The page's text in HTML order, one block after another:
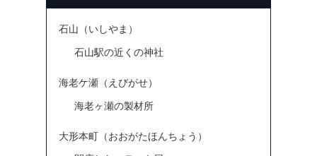
石山（いしやま）
石山駅の近くの神社
海老ケ瀬（えびがせ）
海老ヶ瀬の製材所
大形本町（おおがたほんちょう）